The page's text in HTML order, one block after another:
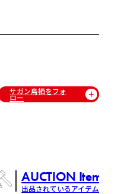
サガン鳥栖をフォ
ロー
AUCTION Items
出品されているアイテム